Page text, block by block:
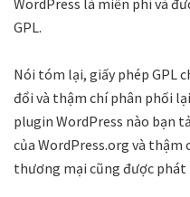
GPL.
Nói tóm lại, giấy phép GPL
đổi và thậm chí phân phối
plugin WordPress nào bạn
của WordPress.org và thậm
thương mại cũng được